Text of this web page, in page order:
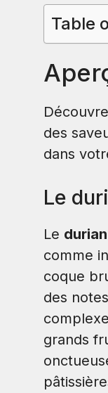
Table
des
dans
Le
Le durian
comme
coque
des
grands